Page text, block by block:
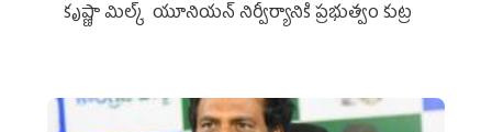
కృష్ణా మిల్క్‌ యూనియన్‌ నిర్వీర్యానికి ప్రభుత్వం కుట్ర